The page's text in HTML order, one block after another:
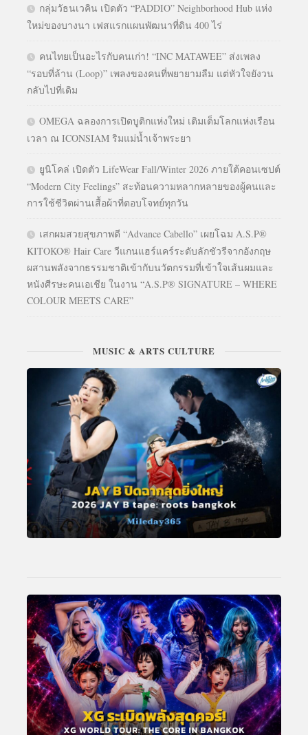
กลุ่มวัธนเวคิน เปิดตัว “PADDIO” Neighborhood Hub แห่ง
ใหม่ของบางนา เฟสแรกแผนพัฒนาที่ดิน 400 ไร่
คนไทยเป็นอะไรกับคนเก่า! “INC MATAWEE” ส่งเพลง
“รอบที่ล้าน (Loop)” เพลงของคนที่พยายามลืม แต่หัวใจยังวน
กลับไปที่เดิม
OMEGA ฉลองการเปิดบูติกแห่งใหม่ เติมเต็มโลกแห่งเรือน
เวลา ณ ICONSIAM ริมแม่น้ำเจ้าพระยา
ยูนิโคล่ เปิดตัว LifeWear Fall/Winter 2026 ภายใต้คอนเซปต์
“Modern City Feelings” สะท้อนความหลากหลายของผู้คนและ
การใช้ชีวิตผ่านเสื้อผ้าที่ตอบโจทย์ทุกวัน
เสกผมสวยสุขภาพดี “Advance Cabello” เผยโฉม A.S.P®
KITOKO® Hair Care วีแกนแฮร์แคร์ระดับลักชัวรีจากอังกฤษ
ผสานพลังจากธรรมชาติเข้ากับนวัตกรรมที่เข้าใจเส้นผมและ
หนังศีรษะคนเอเชีย ในงาน “A.S.P® SIGNATURE – WHERE
COLOUR MEETS CARE”
MUSIC & ARTS CULTURE